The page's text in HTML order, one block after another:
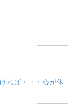
れば・・・心が休